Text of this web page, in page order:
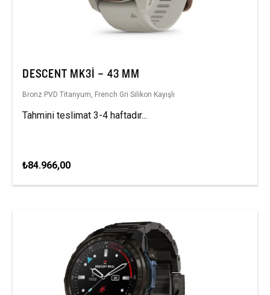
DESCENT MK3I – 43 MM
Bronz PVD Titanyum, French Gri Silikon Kayışlı
Tahmini teslimat 3-4 haftadır...
₺84.966,00